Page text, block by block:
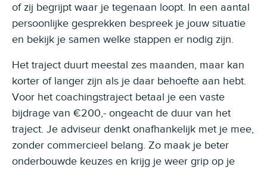
of zij begrijpt waar je tegenaan loopt. In een aantal
persoonlijke gesprekken bespreek je jouw situatie
en bekijk je samen welke stappen er nodig zijn.
Het traject duurt meestal zes maanden, maar kan
korter of langer zijn als je daar behoefte aan hebt.
Voor het coachingstraject betaal je een vaste
bijdrage van €200,- ongeacht de duur van het
traject. Je adviseur denkt onafhankelijk met je mee,
zonder commercieel belang. Zo maak je beter
onderbouwde keuzes en krijg je weer grip op je